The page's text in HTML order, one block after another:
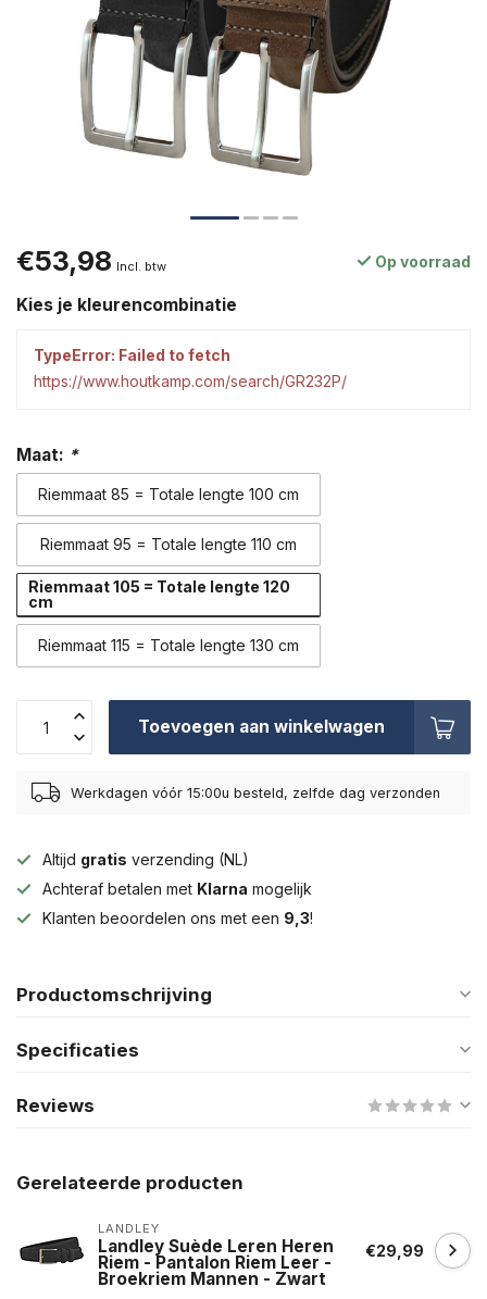
€53,98 Incl. btw Op voorraad
Kies je kleurencombinatie
TypeError: Failed to fetch
https://www.houtkamp.com/search/GR232P/
Maat: *
Riemmaat 85 = Totale lengte 100 cm
Riemmaat 95 = Totale lengte 110 cm
Riemmaat 105 = Totale lengte 120
cm
Riemmaat 115 = Totale lengte 130 cm
Toevoegen aan winkelwagen
Werkdagen vóór 15:00u besteld, zelfde dag verzonden
Altijd gratis verzending (NL)
Achteraf betalen met Klarna mogelijk
Klanten beoordelen ons met een 9,3!
Productomschrijving
Specificaties
Reviews
Gerelateerde producten
LANDLEY
Landley Suède Leren Heren
Riem - Pantalon Riem Leer -
Broekriem Mannen - Zwart
€29,99